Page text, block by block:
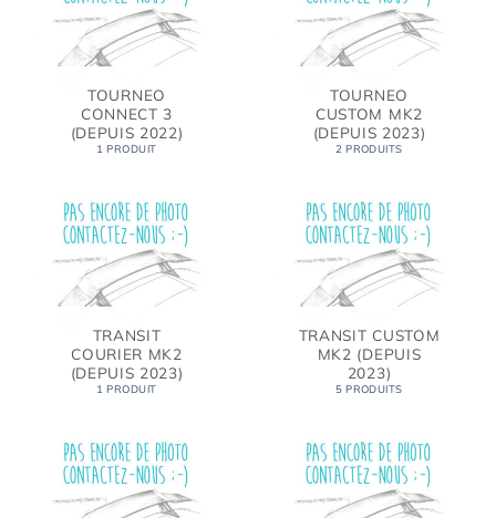
TOURNEO
CONNECT 3
(DEPUIS 2022)
1 PRODUIT
TOURNEO
CUSTOM MK2
(DEPUIS 2023)
2 PRODUITS
TRANSIT
COURIER MK2
(DEPUIS 2023)
1 PRODUIT
TRANSIT CUSTOM
MK2 (DEPUIS
2023)
5 PRODUITS